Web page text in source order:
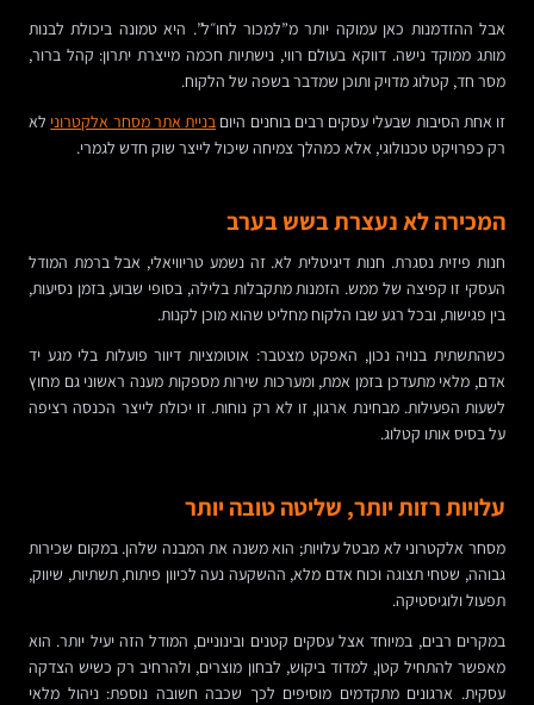
אבל ההזדמנות כאן עמוקה יותר מ”למכור לחו״ל”. היא טמונה ביכולת לבנות
מותג ממוקד נישה. דווקא בעולם רווי, נישתיות חכמה מייצרת יתרון: קהל ברור,
מסר חד, קטלוג מדויק ותוכן שמדבר בשפה של הלקוח.
זו אחת הסיבות שבעלי עסקים רבים בוחנים היום בניית אתר מסחר אלקטרוני לא
רק כפרויקט טכנולוגי, אלא כמהלך צמיחה שיכול לייצר שוק חדש לגמרי.
המכירה לא נעצרת בשש בערב
חנות פיזית נסגרת. חנות דיגיטלית לא. זה נשמע טריוויאלי, אבל ברמת המודל
העסקי זו קפיצה של ממש. הזמנות מתקבלות בלילה, בסופי שבוע, בזמן נסיעות,
בין פגישות, ובכל רגע שבו הלקוח מחליט שהוא מוכן לקנות.
כשהתשתית בנויה נכון, האפקט מצטבר: אוטומציות דיוור פועלות בלי מגע יד
אדם, מלאי מתעדכן בזמן אמת, ומערכות שירות מספקות מענה ראשוני גם מחוץ
לשעות הפעילות. מבחינת ארגון, זו לא רק נוחות. זו יכולת לייצר הכנסה רציפה
על בסיס אותו קטלוג.
עלויות רזות יותר, שליטה טובה יותר
מסחר אלקטרוני לא מבטל עלויות; הוא משנה את המבנה שלהן. במקום שכירות
גבוהה, שטחי תצוגה וכוח אדם מלא, ההשקעה נעה לכיוון פיתוח, תשתיות, שיווק,
תפעול ולוגיסטיקה.
במקרים רבים, במיוחד אצל עסקים קטנים ובינוניים, המודל הזה יעיל יותר. הוא
מאפשר להתחיל קטן, למדוד ביקוש, לבחון מוצרים, ולהרחיב רק כשיש הצדקה
עסקית. ארגונים מתקדמים מוסיפים לכך שכבה חשובה נוספת: ניהול מלאי